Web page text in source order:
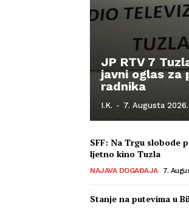
JP RTV 7
javni oglas za
radnika
I.K. - 7. Augusta 2026.
SFF: Na Trgu slobode
ljetno kino Tuzla
NAJAVA DOGAĐAJA 7.
Stanje na putevima u